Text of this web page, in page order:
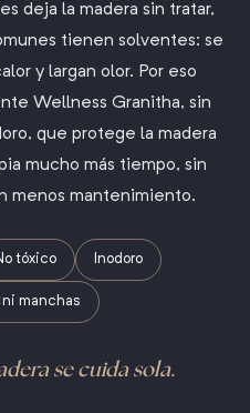
deja la madera sin tratar,
tienen solventes: se
y largan olor. Por eso
Wellness Granitha, sin
que protege la madera
mucho más tiempo, sin
menos mantenimiento.
tóxico Inodoro
manchas
se cuida sola.